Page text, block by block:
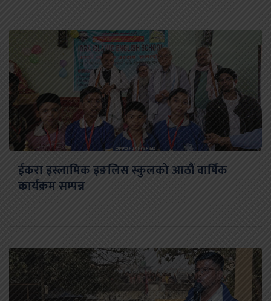
ईकरा इस्लामिक इङलिस स्कुलको आठौं वार्षिक
कार्यक्रम सम्पन्न